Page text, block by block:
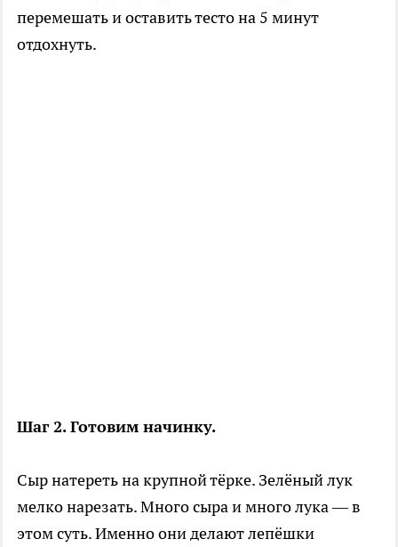
перемешать и оставить тесто на 5 минут
отдохнуть.
Шаг 2. Готовим начинку.
Сыр натереть на крупной тёрке. Зелёный лук
мелко нарезать. Много сыра и много лука — в
этом суть. Именно они делают лепёшки